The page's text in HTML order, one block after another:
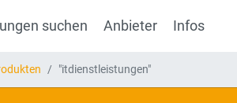
suchen Anbieter Infos
"itdienstleistungen"